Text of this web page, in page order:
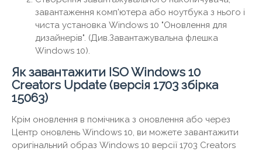
завантаження комп'ютера або ноутбука з нього і
чиста установка Windows 10 "Оновлення для
дизайнерів". (Див.Завантажувальна флешка
Windows 10).
Як завантажити ISO Windows 10
Creators Update (версія 1703 збірка
15063)
Крім оновлення в помічника з оновлення або через
Центр оновлень Windows 10, ви можете завантажити
оригінальний образ Windows 10 версії 1703 Creators